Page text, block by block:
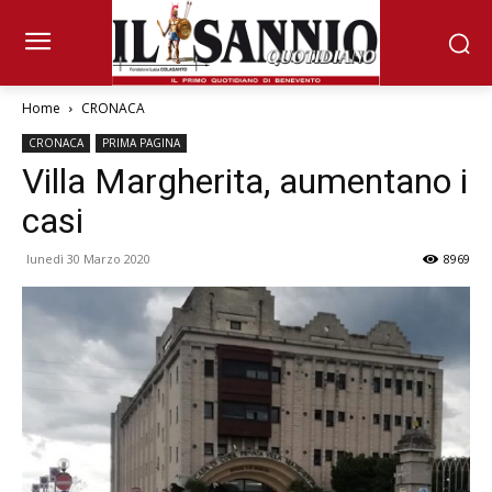
Home CRONACA
CRONACA PRIMA PAGINA
Villa Margherita, aumentano i
casi
lunedì 30 Marzo 2020 8969